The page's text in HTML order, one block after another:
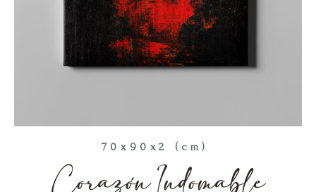
70x90x2 (cm)
Corazón Indomable